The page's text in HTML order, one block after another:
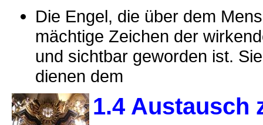
Die Engel, die über dem
mächtige Zeichen der
und sichtbar geworden ist.
dienen dem
1.4 Austausch